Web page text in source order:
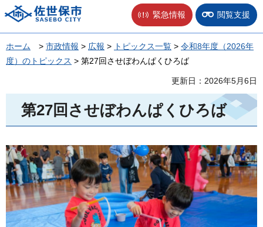
佐世保市 緊急情報 閲覧支援
ホーム > 市政情報 > 広報 > トピックス一覧 > 令和8年度（2026年
度）のトピックス > 第27回させぼわんぱくひろば
更新日：2026年5月6日
第27回させぼわんぱくひろば